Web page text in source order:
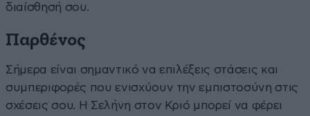
διαίσθησή σου.
Παρθένος
Σήμερα είναι σημαντικό να επιλέξεις στάσεις και
συμπεριφορές που ενισχύουν την εμπιστοσύνη στις
σχέσεις σου. Η Σελήνη στον Κριό μπορεί να φέρει